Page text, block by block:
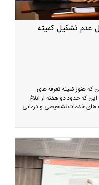
عدم تشکیل کمیته
که هنوز کمیته تعرفه های
که حدود دو هفته از ابلاغ
های خدمات تشخیصی و درمانی